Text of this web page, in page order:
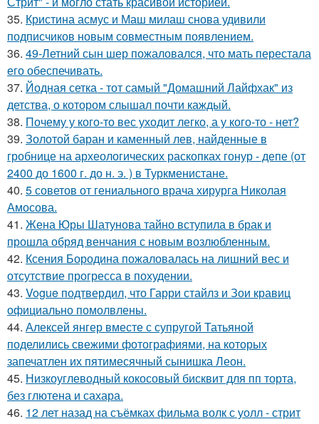
35. Кристина асмус и Маш милаш снова удивили
подписчиков новым совместным появлением.
36. 49-Летний сын шер пожаловался, что мать перестала
его обеспечивать.
37. Йодная сетка - тот самый "Домашний Лайфхак" из
детства, о котором слышал почти каждый.
38. Почему у кого-то вес уходит легко, а у кого-то - нет?
39. Золотой баран и каменный лев, найденные в
гробнице на археологических раскопках гонур - депе (от
2400 до 1600 г. до н. э. ) в Туркменистане.
40. 5 советов от гениального врача хирурга Николая
Амосова.
41. Жена Юры Шатунова тайно вступила в брак и
прошла обряд венчания с новым возлюбленным.
42. Ксения Бородина пожаловалась на лишний вес и
отсутствие прогресса в похудении.
43. Vogue подтвердил, что Гарри стайлз и Зои кравиц
официально помолвлены.
44. Алексей янгер вместе с супругой Татьяной
поделились свежими фотографиями, на которых
запечатлен их пятимесячный сынишка Леон.
45. Низкоуглеводный кокосовый бисквит для пп торта,
без глютена и сахара.
46. 12 лет назад на съёмках фильма волк с уолл - стрит